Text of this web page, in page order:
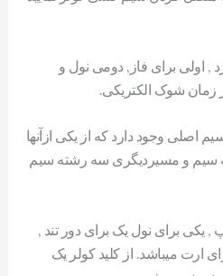
, اولی برای فاز, دومی نول و
زمان شوک الکتریکی.
اصلی وجود دارد که از یکی ازآنها
سیم و مسیردیگری سه رشته سیم
برای نول یک برای دور تند ,
ارت میباشد. از کلید کولر یک